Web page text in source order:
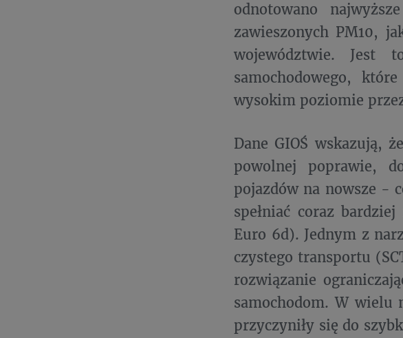
odnotowano
zawieszonych PM10,
województwie. Jest
samochodowego,
wysokim poziomie
Dane GIOŚ wskazują,
powolnej poprawie,
pojazdów na nowsze -
spełniać coraz
Euro 6d). Jednym z
czystego transportu
rozwiązanie
samochodom. W wielu
przyczyniły się do